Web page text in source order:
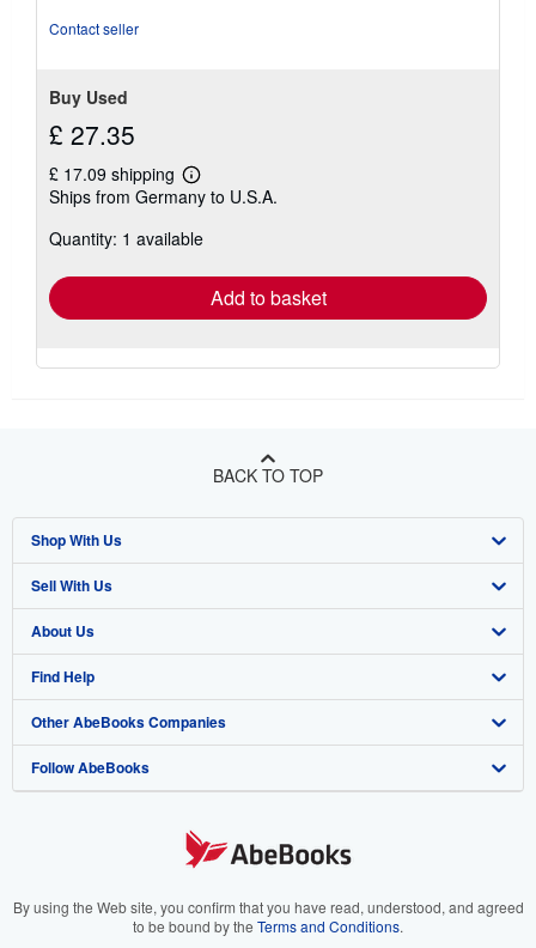
Contact seller
Buy Used
£ 27.35
£ 17.09 shipping
Learn
more
shipping
Ships from Germany to U.S.A.
Quantity: 1 available
Add to basket
BACK TO TOP
Shop With Us
Advanced Search
Browse Collections
My Account
My Orders
View Basket
Sell With Us
Start Selling
Join Our Affiliate Programme
Book Buyback
Refer a seller
About Us
About AbeBooks
Media
Careers
Cookies Notice
Find Help
Help
Customer Service
Other AbeBooks Companies
AbeBooks.com
AbeBooks.it
Follow AbeBooks
By using the Web site, you confirm that you have read, understood, and agreed
to be bound by the Terms and Conditions.